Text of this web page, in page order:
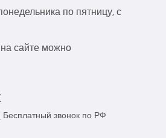
по пятницу, с
сайте можно
Бесплатный звонок по РФ